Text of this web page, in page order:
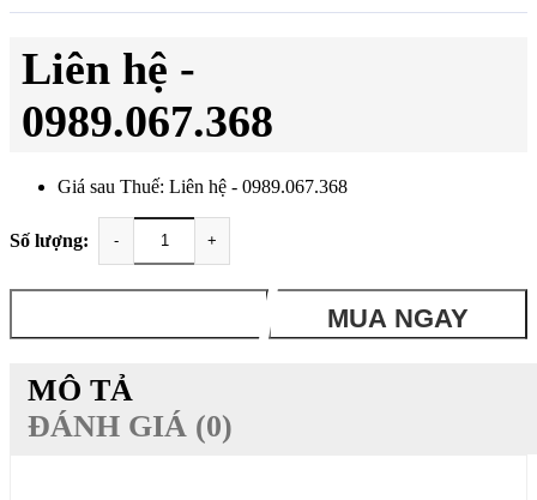
Liên hệ -
0989.067.368
Giá sau Thuế: Liên hệ - 0989.067.368
Số lượng: - +
MUA NGAY
MÔ TẢ
ĐÁNH GIÁ (0)